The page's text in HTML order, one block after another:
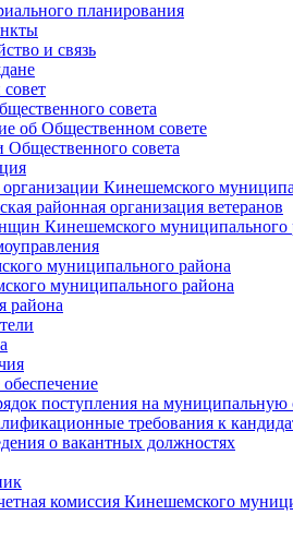
планирования
и связь
совета
об Общественном совете
Общественного совета
Кинешемского
районная организация ветеранов
Кинешемского муниципального
муниципального района
муниципального района
района
поступления на муниципальную
требования к
о вакантных должностях
комиссия Кинешемского